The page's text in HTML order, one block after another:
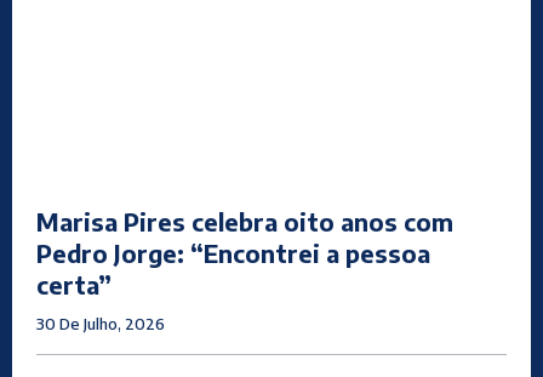
Marisa Pires celebra oito anos com
Pedro Jorge: “Encontrei a pessoa
certa”
30 De Julho, 2026